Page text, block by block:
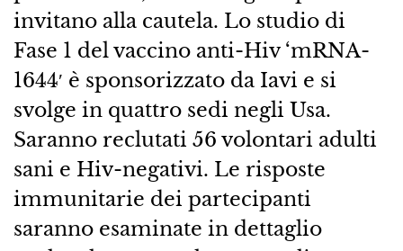
invitano alla cautela. Lo studio di
Fase 1 del vaccino anti-Hiv ‘mRNA-
1644′ è sponsorizzato da Iavi e si
svolge in quattro sedi negli Usa.
Saranno reclutati 56 volontari adulti
sani e Hiv-negativi. Le risposte
immunitarie dei partecipanti
saranno esaminate in dettaglio